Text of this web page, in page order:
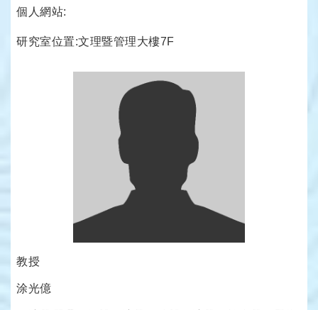
個人網站:
研究室位置:文理暨管理大樓7F
教授
涂光億